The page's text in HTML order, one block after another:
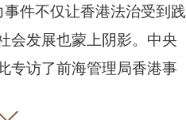
件不仅让香港法治受到践
会发展也蒙上阴影。中央
专访了前海管理局香港事